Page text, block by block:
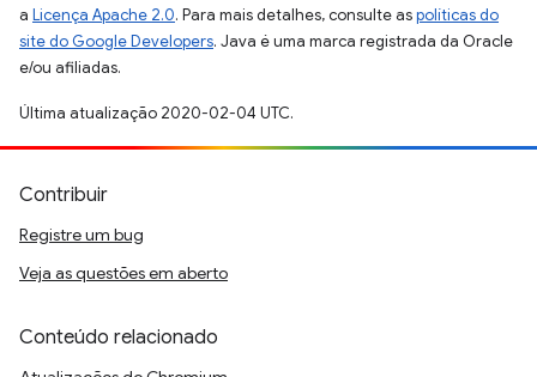
a Licença Apache 2.0. Para mais detalhes, consulte aspolíticas do
site do Google Developers. Java é uma marca registrada da Oracle
e/ou afiliadas.
Última atualização 2020-02-04 UTC.
Contribuir
Registre um bug
Veja as questões em aberto
Conteúdo relacionado